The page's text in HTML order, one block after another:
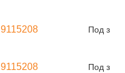
9115208 Под
9115208 Под